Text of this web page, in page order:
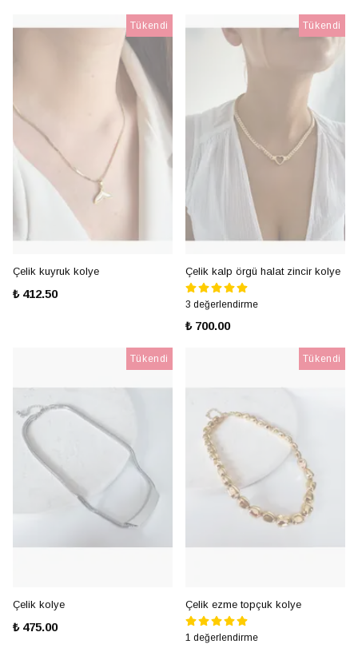
Tükendi
Çelik kuyruk kolye
₺ 412.50
Tükendi
Çelik kalp örgü halat zincir kolye
3 değerlendirme
₺ 700.00
Tükendi
Çelik kolye
₺ 475.00
Tükendi
Çelik ezme topçuk kolye
1 değerlendirme